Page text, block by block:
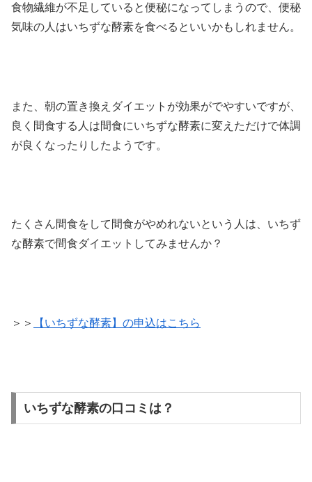
食物繊維が不足していると便秘になってしまうので、便秘
気味の人はいちずな酵素を食べるといいかもしれません。
また、朝の置き換えダイエットが効果がでやすいですが、
良く間食する人は間食にいちずな酵素に変えただけで体調
が良くなったりしたようです。
たくさん間食をして間食がやめれないという人は、いちず
な酵素で間食ダイエットしてみませんか？
＞＞ 【いちずな酵素】の申込はこちら
いちずな酵素の口コミは？